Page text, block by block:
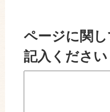
ページに関
記入ください